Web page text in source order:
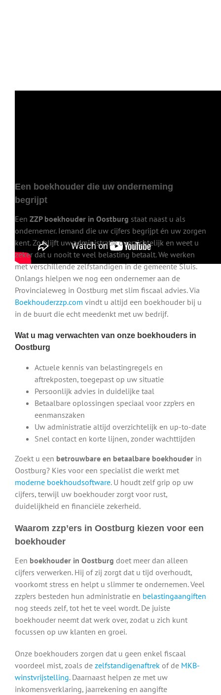
Een boekhouder die uw onderneming
begrijpt
Een ZZP boekhouder in Oostburg staat naast u als
ondernemer. Iemand die uw cijfers begrijpt én uw zorgen
kent. Zo blijft uw administratie overzichtelijk en weet u
zeker dat u nooit te veel belasting betaalt. We werken
met verschillende zelfstandigen in de gemeente Sluis.
Onlangs hielpen we nog een ondernemer aan de
Provincialeweg in Oostburg met slim fiscaal advies. Via
Boekhouderzzp.com vindt u altijd een boekhouder bij u
in de buurt die echt meedenkt met uw bedrijf.
Wat u mag verwachten van onze boekhouders in
Oostburg
Actuele kennis van belastingregels en
aftrekposten, toegepast op uw situatie
Persoonlijk advies in duidelijke taal
Betaalbare oplossingen speciaal voor zzp’ers en
eenmanszaken
Uw administratie altijd overzichtelijk en up-to-date
Snel contact en korte lijnen, zonder wachttijden
Zoekt u een betrouwbare en betaalbare boekhouder in
Oostburg? Kies voor een specialist die werkt met
moderne boekhoudsoftware. U houdt zelf grip op uw
cijfers, terwijl uw boekhouder zorgt voor rust,
duidelijkheid en financiële zekerheid.
Waarom zzp’ers in Oostburg kiezen voor een
boekhouder
Een boekhouder in Oostburg doet meer dan alleen
cijfers verwerken. Hij of zij zorgt dat u tijd overhoudt,
voorkomt stress en helpt u slimmer te ondernemen. Veel
zzp’ers besteden hun administratie en belastingaangiften
nog steeds zelf, tot het te veel wordt. De juiste
boekhouder neemt dat werk over, zodat u zich kunt
focussen op uw klanten en groei.
Onze boekhouders zorgen dat u geen enkel fiscaal
voordeel mist, zoals de zelfstandigenaftrek of de MKB-
winstvrijstelling. Daarnaast helpen ze met uw
inkomensverklaring, jaarrekening en aangifte